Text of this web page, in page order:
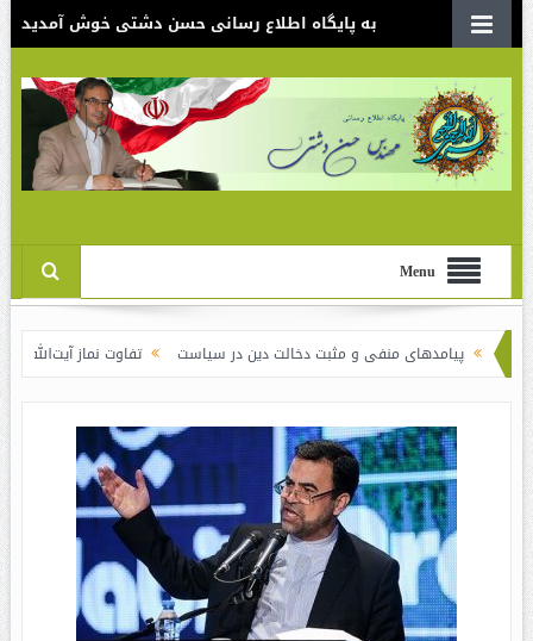
به پایگاه اطلاع رسانی حسن دشتی خوش آمدید
Menu
منفی و مثبت دخالت دین در سیاست تفاوت نماز آیت‌الله خامنه‌ای برای